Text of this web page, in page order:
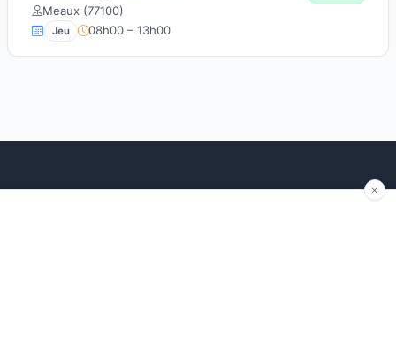
Meaux (77100)
Jeu 08h00 – 13h00
Explorer Blog